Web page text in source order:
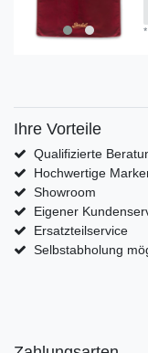
Ihre Vorteile
Qualifizierte
Hochwertige
Showroom
Eigener
Ersatzteilservice
Selbstabholung